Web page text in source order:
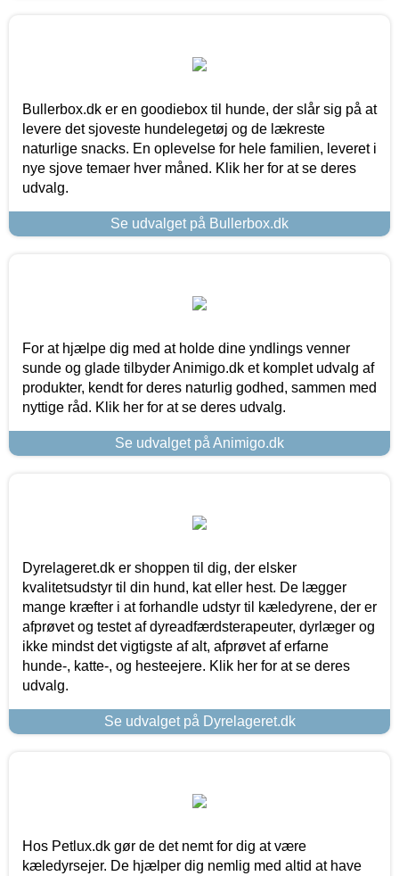
Bullerbox.dk er en goodiebox til hunde, der slår sig på at
levere det sjoveste hundelegetøj og de lækreste
naturlige snacks. En oplevelse for hele familien, leveret i
nye sjove temaer hver måned. Klik her for at se deres
udvalg.
Se udvalget på Bullerbox.dk
For at hjælpe dig med at holde dine yndlings venner
sunde og glade tilbyder Animigo.dk et komplet udvalg af
produkter, kendt for deres naturlig godhed, sammen med
nyttige råd. Klik her for at se deres udvalg.
Se udvalget på Animigo.dk
Dyrelageret.dk er shoppen til dig, der elsker
kvalitetsudstyr til din hund, kat eller hest. De lægger
mange kræfter i at forhandle udstyr til kæledyrene, der er
afprøvet og testet af dyreadfærdsterapeuter, dyrlæger og
ikke mindst det vigtigste af alt, afprøvet af erfarne
hunde-, katte-, og hesteejere. Klik her for at se deres
udvalg.
Se udvalget på Dyrelageret.dk
Hos Petlux.dk gør de det nemt for dig at være
kæledyrsejer. De hjælper dig nemlig med altid at have